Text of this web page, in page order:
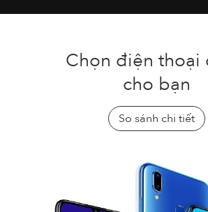
Chọn điện thoại
cho bạn
So sánh chi tiết